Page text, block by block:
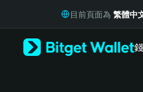
Русский
目前頁面為 繁體中